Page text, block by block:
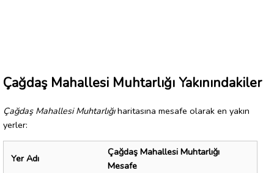
Çağdaş Mahallesi Muhtarlığı Yakınındakiler
Çağdaş Mahallesi Muhtarlığıharitasına mesafe olarak en yakın
yerler:
Yer Adı
Çağdaş Mahallesi Muhtarlığı
Mesafe